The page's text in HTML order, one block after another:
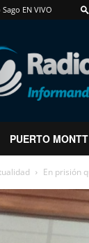
Sago EN VIVO
PUERTO MONTT
En prisión